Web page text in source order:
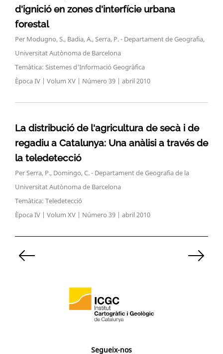
d'ignició en zones d'interfície urbana
forestal
Per Modugno, S., Badia, A., Serra, P. - Departament de Geografia,
Universitat Autònoma de Barcelona
Temàtica: Sistemes d'Informació Geogràfica
Època IV | Volum XV | Número 39 | abril 2010
La distribució de l'agricultura de secà i de
regadiu a Catalunya: Una anàlisi a través de
la teledetecció
Per Serra, P., Domingo, C. - Departament de Geografia de la
Universitat Autònoma de Barcelona
Temàtica: Teledetecció
Època IV | Volum XV | Número 39 | abril 2010
de
Segueix-nos